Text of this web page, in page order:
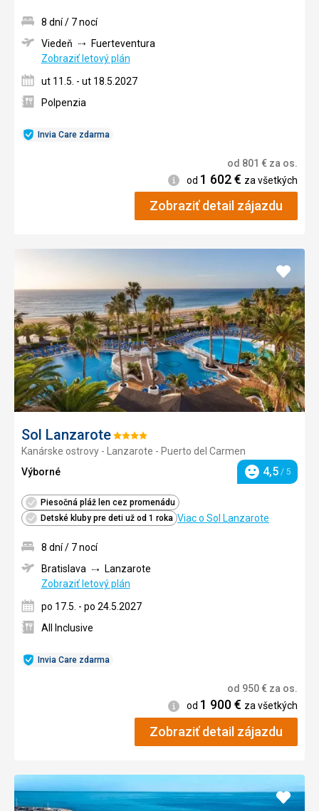
Invia Care zdarma
8 dní / 7 nocí
Viedeň
Fuerteventura
Zobraziť letový plán
ut 11.5. - ut 18.5.2027
Polpenzia
od 801 € za os.
Informácie
od 1 602€ za všetkých
Zobraziť detail zájazdu
Sol LanzaroteHodnotenie:
4/5
Kanárske ostrovy - Lanzarote - Puerto del Carmen
Výborné
Hodnotenie
4,5 / 5
Piesočná pláž len cez promenádu
Detské kluby pre deti už od 1 roka Viac o Sol Lanzarote
Pridať
Invia Care zdarma
8 dní / 7 nocí
Bratislava
Lanzarote
Zobraziť letový plán
po 17.5. - po 24.5.2027
All Inclusive
od 950€ za os.
Informácie
od 1 900€ za všetkých
Zobraziť detail zájazdu
Pridať
do